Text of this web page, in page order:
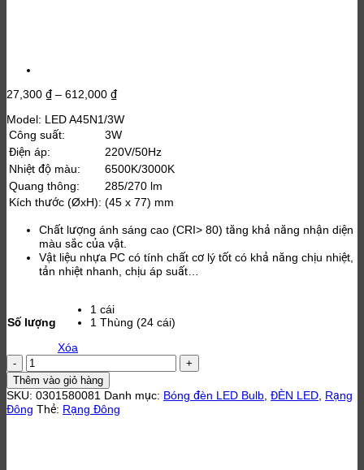
27,300 ₫ – 612,000 ₫Khoảng
từ
27,300 ₫
đến
Model: LED A45N1/3W
Công suất:
3W
Điện áp:
220V/50Hz
Nhiệt độ màu:
6500K/3000K
Quang thông:
285/270 lm
Kích thước (ØxH): (45 x 77) mm
Chất lượng ánh sáng cao (CRI> 80) tăng khả năng nhận diện
màu sắc của vật.
Vật liệu nhựa PC có tính chất cơ lý tốt có khả năng chịu nhiệt,
tản nhiệt nhanh, chịu áp suất…
Số lượng
1 cái
1 Thùng (24 cái)
Xóa
Led
Bulb
tròn
LED
A45N1/3W
Thêm vào giỏ hàng
SKU: 0301580081 Danh mục: Bóng đèn LED Bulb ĐÈN LED Rạng
Đông Thẻ: Rạng Đông